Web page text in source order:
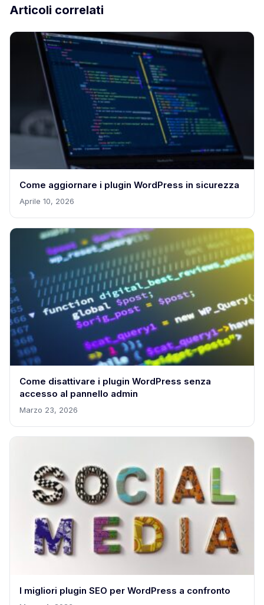
Articoli correlati
Come aggiornare i plugin WordPress in sicurezza
Aprile 10, 2026
Come disattivare i plugin WordPress senza
accesso al pannello admin
Marzo 23, 2026
I migliori plugin SEO per WordPress a confronto